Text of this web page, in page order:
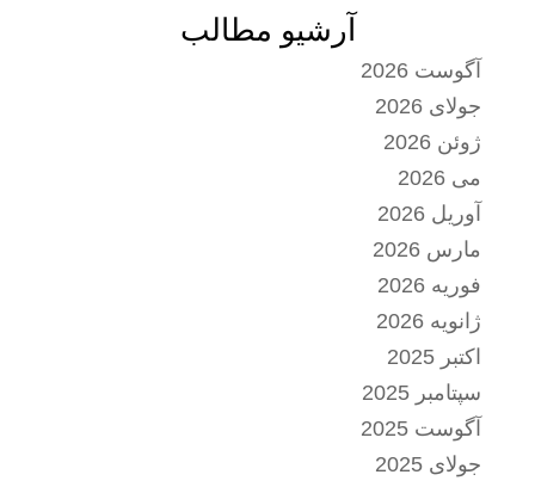
آرشیو مطالب
آگوست 2026
جولای 2026
ژوئن 2026
می 2026
آوریل 2026
مارس 2026
فوریه 2026
ژانویه 2026
اکتبر 2025
سپتامبر 2025
آگوست 2025
جولای 2025